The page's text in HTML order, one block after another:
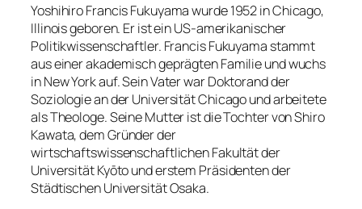
Yoshihiro Francis Fukuyama wurde 1952 in Chicago,
Illinois geboren. Er ist ein US-amerikanischer
Politikwissenschaftler. Francis Fukuyama stammt
aus einer akademisch geprägten Familie und wuchs
in New York auf. Sein Vater war Doktorand der
Soziologie an der Universität Chicago und arbeitete
als Theologe. Seine Mutter ist die Tochter von Shiro
Kawata, dem Gründer der
wirtschaftswissenschaftlichen Fakultät der
Universität Kyōto und erstem Präsidenten der
Städtischen Universität Osaka.